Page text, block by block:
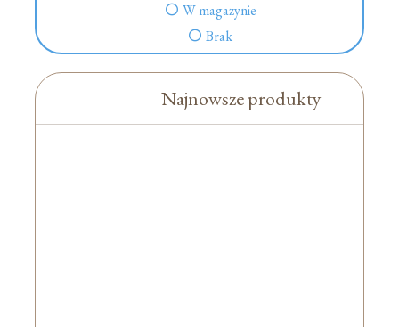
W magazynie
Brak
Najnowsze produkty